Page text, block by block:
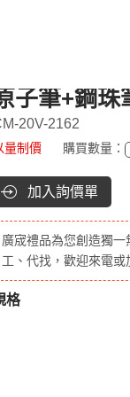
子筆+鋼珠
20V-2162
量制價 購買數量：
加入詢價單
廣宬禮品為您創造獨
工、代找，歡迎來電或
格